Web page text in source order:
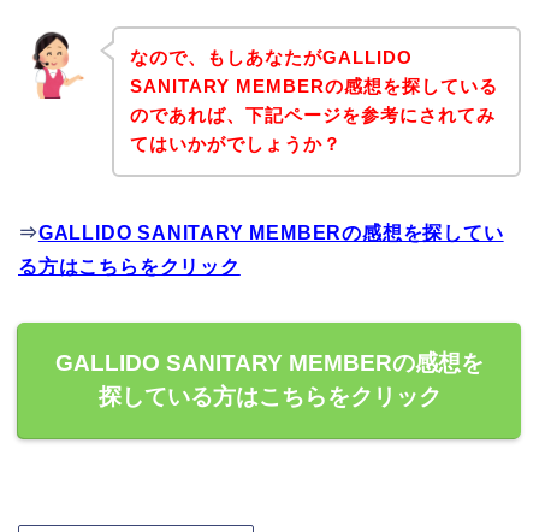
なので、もしあなたがGALLIDO
SANITARY MEMBERの感想を探している
のであれば、下記ページを参考にされてみ
てはいかがでしょうか？
⇒GALLIDO SANITARY MEMBERの感想を探してい
る方はこちらをクリック
GALLIDO SANITARY MEMBERの感想を
探している方はこちらをクリック